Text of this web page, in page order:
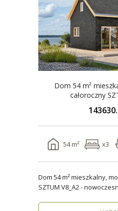
Dom 54 m²
całoroczny
54 m² x3
Dom 54 m² mieszkalny,
SZTUM V8_A2 -